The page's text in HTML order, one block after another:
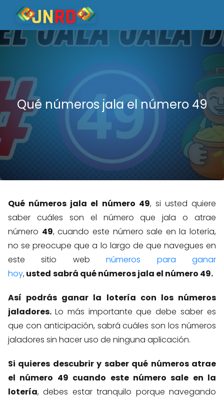
Qué números jala el número 49
Qué números jala el número 49, si usted quiere
saber cuáles son el número que jala o atrae
número 49, cuando este número sale en la lotería,
no se preocupe que a lo largo de que navegues en
este sitio webnúmeros para ganar
hoy,usted sabrá qué números jala el número 49.
Así podrás ganar la lotería con los números
jaladores. Lo más importante que debe saber es
que con anticipación, sabrá cuáles son los números
jaladores sin hacer uso de ninguna aplicación.
Si quieres descubrir y saber qué números atrae
el número 49 cuando este número sale en la
lotería, debes estar tranquilo porque navegando